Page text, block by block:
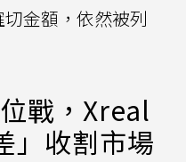
金額，依然被列
戰，Xreal
」收割市場